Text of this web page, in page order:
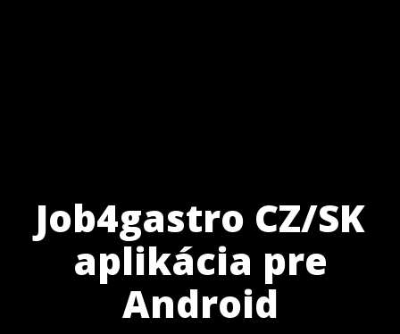
Job4gastro CZ/SK
aplikácia pre
Android